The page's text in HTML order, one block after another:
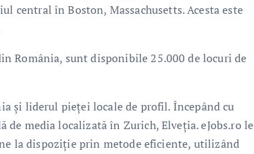
central în Boston, Massachusetts. Acesta este
România, sunt disponibile 25.000 de locuri de
și liderul pieței locale de profil. Începând cu
media localizată în Zurich, Elveția. eJobs.ro le
la dispoziție prin metode eficiente, utilizând